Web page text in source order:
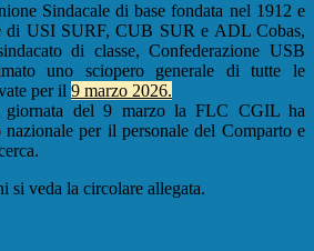
Sindacale di base fondata nel 1912 e
di USI SURF, CUB SUR e ADL Cobas,
di classe, Confederazione USB
uno sciopero generale di tutte le
per il 9 marzo 2026.
giornata del 9 marzo la FLC CGIL ha
per il personale del Comparto e
si veda la circolare allegata.